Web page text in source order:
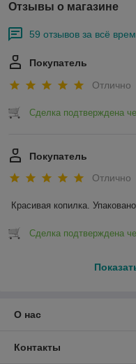
Отзывы о магазине
59 отзывов за всё
Покупатель
Отлично
Сделка подтверждена
Покупатель
Отлично
Красивая копилка.
Сделка подтверждена
О нас
Контакты